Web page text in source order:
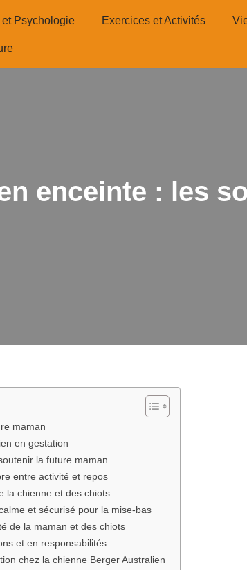
Psychologie Exercices et Activités
enceinte : les
maman
en gestation
la future maman
entre activité et repos
la chienne et des chiots
et sécurisé pour la mise-bas
de la maman et des chiots
et en responsabilités
chez la chienne Berger Australien